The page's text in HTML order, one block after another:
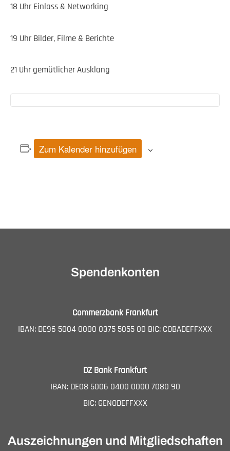
18 Uhr Einlass & Networking
19 Uhr Bilder, Filme & Berichte
21 Uhr gemütlicher Ausklang
Zum Kalender hinzufügen
Spendenkonten
Commerzbank Frankfurt
IBAN: DE96 5004 0000 0375 5055 00 BIC: COBADEFFXXX
DZ Bank Frankfurt
IBAN: DE08 5006 0400 0000 7080 90
BIC: GENODEFFXXX
Auszeichnungen und Mitgliedschaften